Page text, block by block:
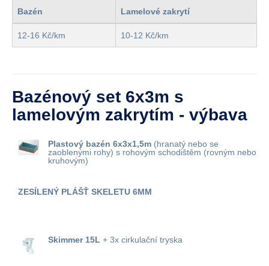
Bazén Lamelové zakrytí
12-16 Kč/km 10-12 Kč/km
Bazénový set 6x3m s
lamelovým zakrytím - výbava
Plastový bazén 6x3x1,5m (hranatý nebo se
zaoblenými rohy) s rohovým schodištěm (rovným nebo
kruhovým)
ZESÍLENÝ PLÁŠŤ SKELETU 6MM
Skimmer 15L + 3x cirkulační tryska